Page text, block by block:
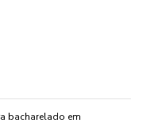
bacharelado em